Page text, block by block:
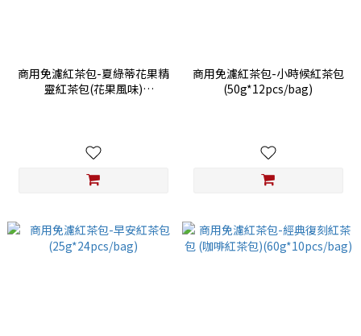
商用免濾紅茶包-夏綠蒂花果精
靈紅茶包(花果風味)
商用免濾紅茶包-小時候紅茶包
(50g*12pcs/bag)